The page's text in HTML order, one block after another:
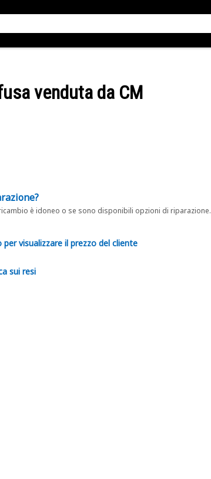
venduta da CM
è idoneo o se sono disponibili opzioni di riparazione.
per visualizzare il prezzo del cliente
sui resi